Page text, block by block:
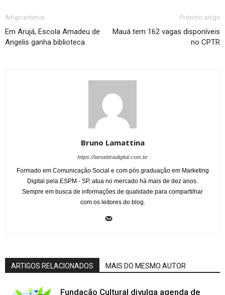
Artigo anterior
Em Arujá, Escola Amadeu de
Angelis ganha biblioteca
Próximo artigo
Mauá tem 162 vagas disponíveis
no CPTR
Bruno Lamattina
https://lamattinadigital.com.br
Formado em Comunicação Social e com pós graduação em Marketing
Digital pela ESPM - SP, atua no mercado há mais de dez anos.
Sempre em busca de informações de qualidade para compartilhar
com os leitores do blog.
ARTIGOS RELACIONADOS MAIS DO MESMO AUTOR
Fundação Cultural divulga agenda de